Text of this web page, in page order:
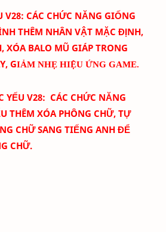
V28: CÁC CHỨC NĂNG GIỐNG
THÊM NHÂN VẬT MẶC ĐỊNH,
BALO MŨ GIÁP TRONG
GIẢM NHẸ HIỆU ỨNG GAME.
YẾU V28: CÁC CHỨC NĂNG
THÊM XÓA PHÔNG CHỮ, TỰ
CHỮ SANG TIẾNG ANH ĐỂ
CHỮ.